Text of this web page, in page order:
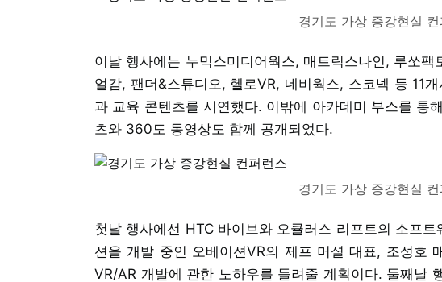
경기도 가상 증강현실
이날 행사에는 누믹스미디어웍스, 매트릭스나인, 루쏘
얼감, 팬더&스튜디오, 헬로VR, 네비웍스, 스코넥 등 11
과 교육 콘텐츠를 시연했다. 이밖에 아카데미 부스를 통
츠와 360도 동영상도 함께 공개되었다.
경기도 가상 증강현실
첫날 행사에선 HTC 바이브와 오큘러스 리프트의 소프
션을 개발 중인 오베이션VR의 제프 머셜 대표, 조성호
VR/AR 개발에 관한 노하우를 들려줄 계획이다. 둘째날